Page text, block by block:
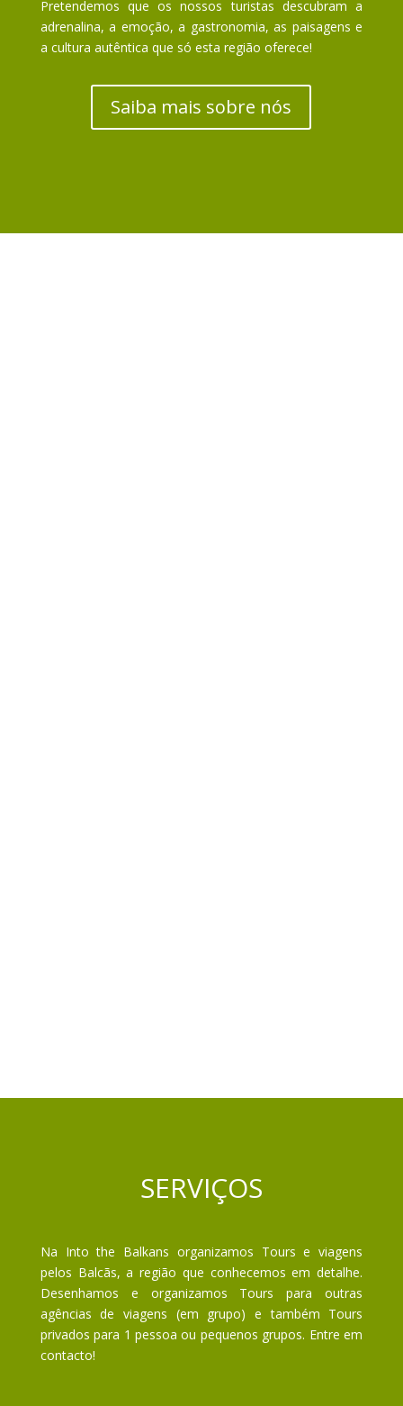
Pretendemos que os nossos turistas descubram a
adrenalina, a emoção, a gastronomia, as paisagens e
a cultura autêntica que só esta região oferece!
Saiba mais sobre nós
SERVIÇOS
Na Into the Balkans organizamos Tours e viagens
pelos Balcãs, a região que conhecemos em detalhe.
Desenhamos e organizamos Tours para outras
agências de viagens (em grupo) e também Tours
privados para 1 pessoa ou pequenos grupos. Entre em
contacto!